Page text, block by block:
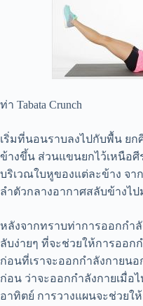
ท่า Tabata Crunch
เริ่มที่นอนราบลงไปกับพื้น ย
ข้างขึ้น ส่วนแขนยกไว้เหนือศี
บริเวณใบหูของแต่ละข้าง จา
ลำตัวกลางอากาศสลับข้างไป
หลังจากทราบท่าการออกกำ
ลับง่ายๆ ที่จะช่วยให้การออ
ก่อนที่เราจะออกกำลังกายนอ
ก่อน ว่าจะออกกำลังกายเมื่อ
อาทิตย์ การวางแผนจะช่วยใ